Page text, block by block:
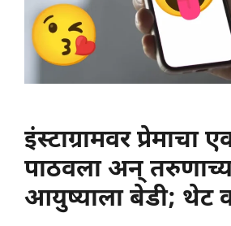
इंस्टाग्रामवर प्रेमाचा
पाठवला अन्
आयुष्याला बेडी; थेट